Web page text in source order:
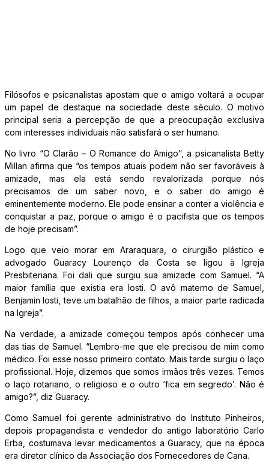
Filósofos e psicanalistas apostam que o amigo voltará a ocupar
um papel de destaque na sociedade deste século. O motivo
principal seria a percepção de que a preocupação exclusiva
com interesses individuais não satisfará o ser humano.
No livro “O Clarão – O Romance do Amigo”, a psicanalista Betty
Millan afirma que “os tempos atuais podem não ser favoráveis à
amizade, mas ela está sendo revalorizada porque nós
precisamos de um saber novo, e o saber do amigo é
eminentemente moderno. Ele pode ensinar a conter a violência e
conquistar a paz, porque o amigo é o pacifista que os tempos
de hoje precisam”.
Logo que veio morar em Araraquara, o cirurgião plástico e
advogado Guaracy Lourenço da Costa se ligou à Igreja
Presbiteriana. Foi dali que surgiu sua amizade com Samuel. “A
maior família que existia era Iosti. O avô materno de Samuel,
Benjamin Iosti, teve um batalhão de filhos, a maior parte radicada
na Igreja”.
Na verdade, a amizade começou tempos após conhecer uma
das tias de Samuel. “Lembro-me que ele precisou de mim como
médico. Foi esse nosso primeiro contato. Mais tarde surgiu o laço
profissional. Hoje, dizemos que somos irmãos três vezes. Temos
o laço rotariano, o religioso e o outro ‘fica em segredo’. Não é
amigo?”, diz Guaracy.
Como Samuel foi gerente administrativo do Instituto Pinheiros,
depois propagandista e vendedor do antigo laboratório Carlo
Erba, costumava levar medicamentos a Guaracy, que na época
era diretor clínico da Associação dos Fornecedores de Cana.